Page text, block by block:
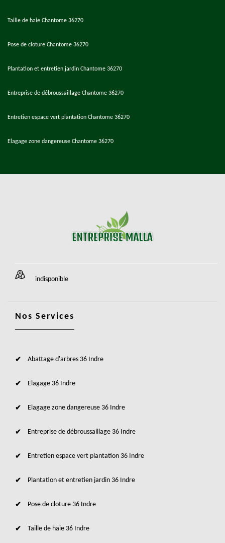
Taille de haie Chantome 36270
Pose de cloture Chantome 36270
Plantation et entretien jardin Chantome 36270
Entreprise de débroussaillage Chantome 36270
Entretien espace vert plantation Chantome 36270
Elagage zone dangereuse Chantome 36270
indisponible
Nos Services
Abattage d'arbres 36 Indre
Elagage 36 Indre
Elagage zone dangereuse 36 Indre
Entreprise de débroussaillage 36 Indre
Entretien espace vert plantation 36 Indre
Plantation et entretien jardin 36 Indre
Pose de cloture 36 Indre
Taille de haie 36 Indre